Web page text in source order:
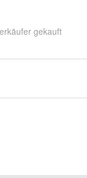
gekauft